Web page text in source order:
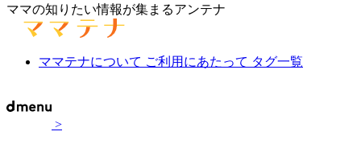
ママの知りたい情報が集まるアンテナ
ママテナについて ご利用にあたって タグ一覧
>